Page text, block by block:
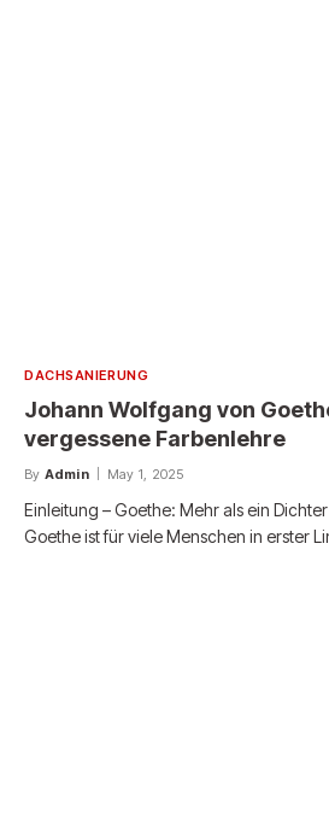
DACHSANIERUNG
Johann Wolfgang von
vergessene Farbenlehre
By Admin May 1, 2025
Einleitung – Goethe: Mehr als ein
Goethe ist für viele Menschen in erster